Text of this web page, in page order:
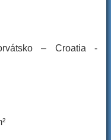
– Croatia -